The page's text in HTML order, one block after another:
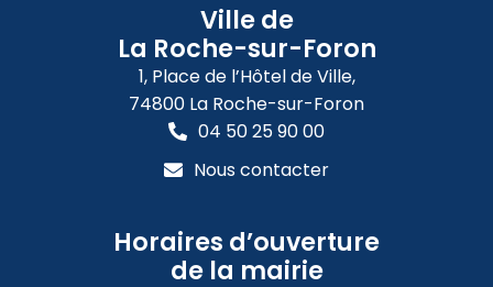
Ville de
La Roche-sur-Foron
1, Place de l’Hôtel de Ville,
74800 La Roche-sur-Foron
04 50 25 90 00
Nous contacter
Horaires d’ouverture
de la mairie